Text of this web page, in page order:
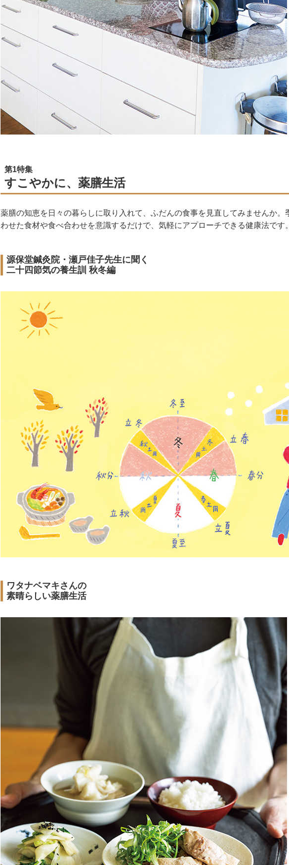
第1特集
すこやかに、薬膳生活
薬膳の知恵を日々の暮らしに取り入れて、ふだんの食事を見直してみませんか。
わせた食材や食べ合わせを意識するだけで、気軽にアプローチできる健康法です。
源保堂鍼灸院・瀬戸佳子先生に聞く
二十四節気の養生訓 秋冬編
ワタナベマキさんの
素晴らしい薬膳生活